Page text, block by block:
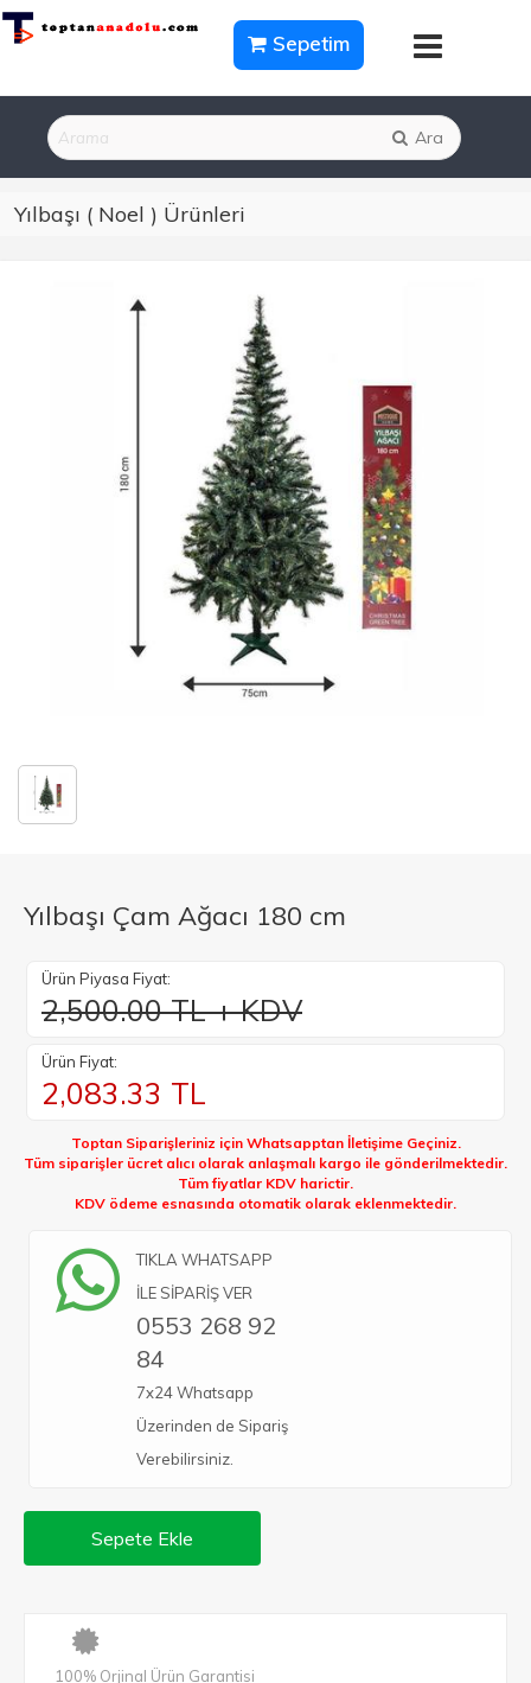
Sepetim
Ara
Yılbaşı ( Noel ) Ürünleri
Yılbaşı Çam Ağacı 180 cm
Ürün Piyasa Fiyat:
2,500.00 TL + KDV
Ürün Fiyat:
2,083.33 TL
Toptan Siparişleriniz için Whatsapptan İletişime Geçiniz.
Tüm siparişler ücret alıcı olarak anlaşmalı kargo ile gönderilmektedir.
Tüm fiyatlar KDV harictir.
KDV ödeme esnasında otomatik olarak eklenmektedir.
TIKLA WHATSAPP
İLE SİPARİŞ VER
0553 268 92
84
7x24 Whatsapp
Üzerinden de Sipariş
Verebilirsiniz.
Sepete Ekle
100% Orjinal Ürün Garantisi